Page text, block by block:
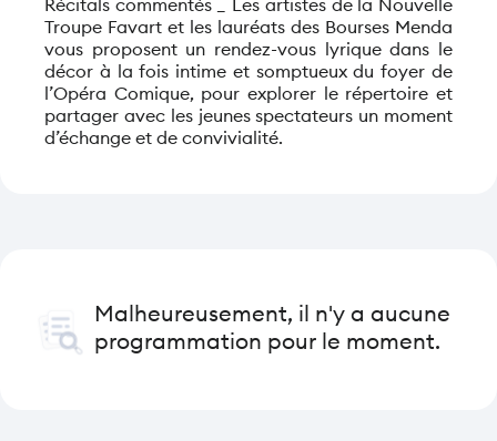
Récitals commentés _ Les artistes de la Nouvelle
Troupe Favart et les lauréats des Bourses Menda
vous proposent un rendez-vous lyrique dans le
décor à la fois intime et somptueux du foyer de
l’Opéra Comique, pour explorer le répertoire et
partager avec les jeunes spectateurs un moment
d’échange et de convivialité.
Malheureusement, il n'y a aucune
programmation pour le moment.